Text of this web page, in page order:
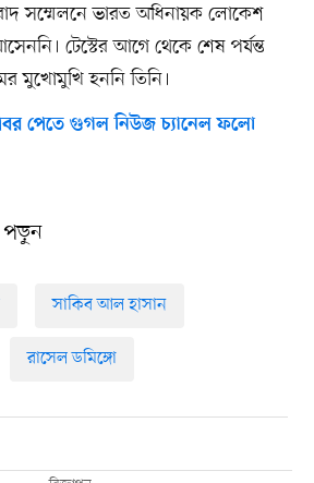
সম্মেলনে ভারত অধিনায়ক লোকেশ
টেস্টের আগে থেকে শেষ পর্যন্ত
মুখোমুখি হননি তিনি।
পেতে গুগল নিউজ চ্যানেল ফলো
সাকিব আল হাসান
রাসেল ডমিঙ্গো